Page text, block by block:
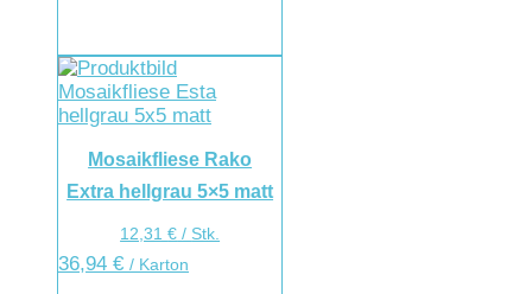
Mosaikfliese Rako
Extra hellgrau 5×5 matt
12,31€ / Stk.
36,94 € / Karton